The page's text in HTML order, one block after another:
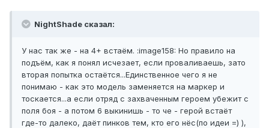
NightShade сказал:
У нас так же - на 4+ встаём. :image158: Но правило на
подъём, как я понял исчезает, если проваливаешь, зато
вторая попытка остаётся...Единственное чего я не
понимаю - как это модель заменяется на маркер и
тоскается...а если отряд с захваченным героем убежит с
поля боя - а потом 6 выкинишь - то че - герой встаёт
где-то далеко, даёт пинков тем, кто его нёс(по идеи =) ),